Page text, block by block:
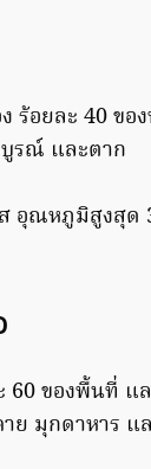
อยละ 40 ขอ
รณ์ และตาก
ณหภูมิสูงสุด
60 ของพื้นที่
ย มุกดาหาร แ